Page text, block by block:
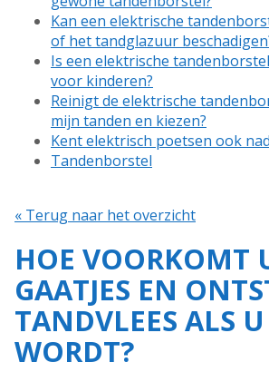
Kan een elektrische
of het tandglazuur
Is een elektrische
voor kinderen?
Reinigt de elektrische
mijn tanden en kiezen?
Kent elektrisch poetsen ook
Tandenborstel
« Terug naar het overzicht
HOE VOORKOMT
GAATJES EN
TANDVLEES ALS
WORDT?